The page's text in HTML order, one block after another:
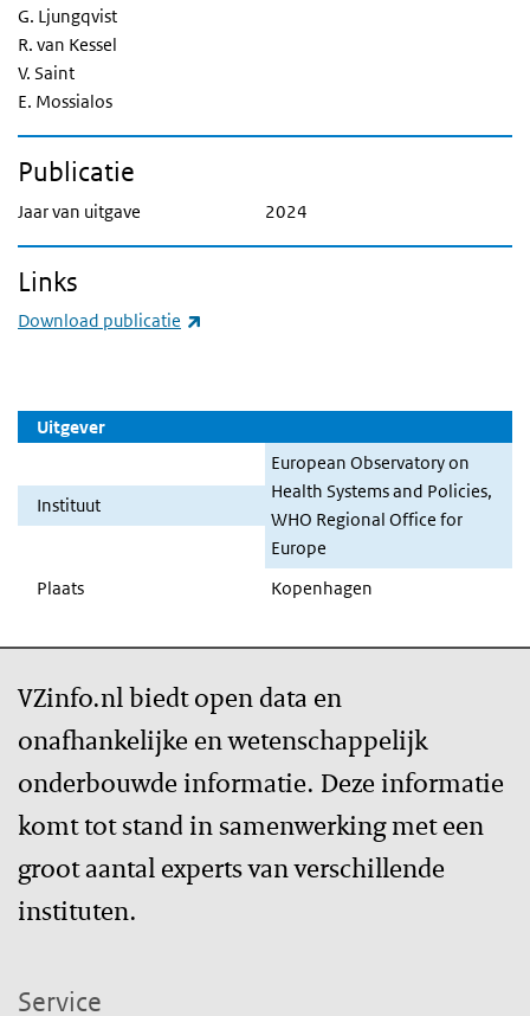
Uitgever
Instituut
European Observatory on
Health Systems and Policies,
WHO Regional Office for
Europe
Plaats
Kopenhagen
G. Ljungqvist
R. van Kessel
V. Saint
E. Mossialos
Publicatie
Jaar van uitgave 2024
Links
Download publicatie
VZinfo.nl biedt open data en
onafhankelijke en wetenschappelijk
onderbouwde informatie. Deze informatie
komt tot stand in samenwerking met een
groot aantal experts van verschillende
instituten.
Service